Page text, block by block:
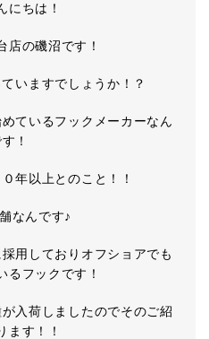
にちは！
店の磯沼です！
いますでしょうか！？
ているフックメーカーなん
！
年以上とのこと！！
なんです♪
用しておりオフショアでも
るフックです！
入荷しましたのでそのご紹
ます！！